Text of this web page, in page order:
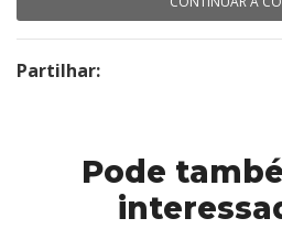
Partilhar:
Pode